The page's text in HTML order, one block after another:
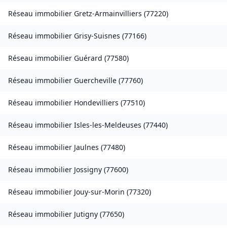
Réseau immobilier Gretz-Armainvilliers (77220)
Réseau immobilier Grisy-Suisnes (77166)
Réseau immobilier Guérard (77580)
Réseau immobilier Guercheville (77760)
Réseau immobilier Hondevilliers (77510)
Réseau immobilier Isles-les-Meldeuses (77440)
Réseau immobilier Jaulnes (77480)
Réseau immobilier Jossigny (77600)
Réseau immobilier Jouy-sur-Morin (77320)
Réseau immobilier Jutigny (77650)